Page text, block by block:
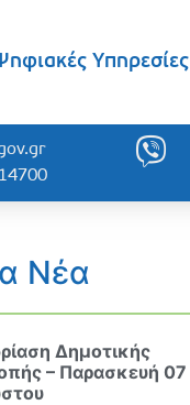
Υπηρεσίες
Νέα
Δημοτικής
– Παρασκευή 07